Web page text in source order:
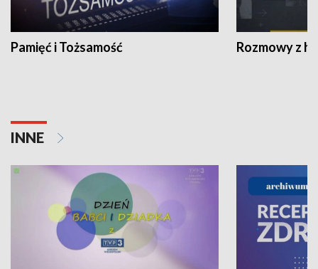
Pamięć i Tożsamość Rozmowy z
INNE